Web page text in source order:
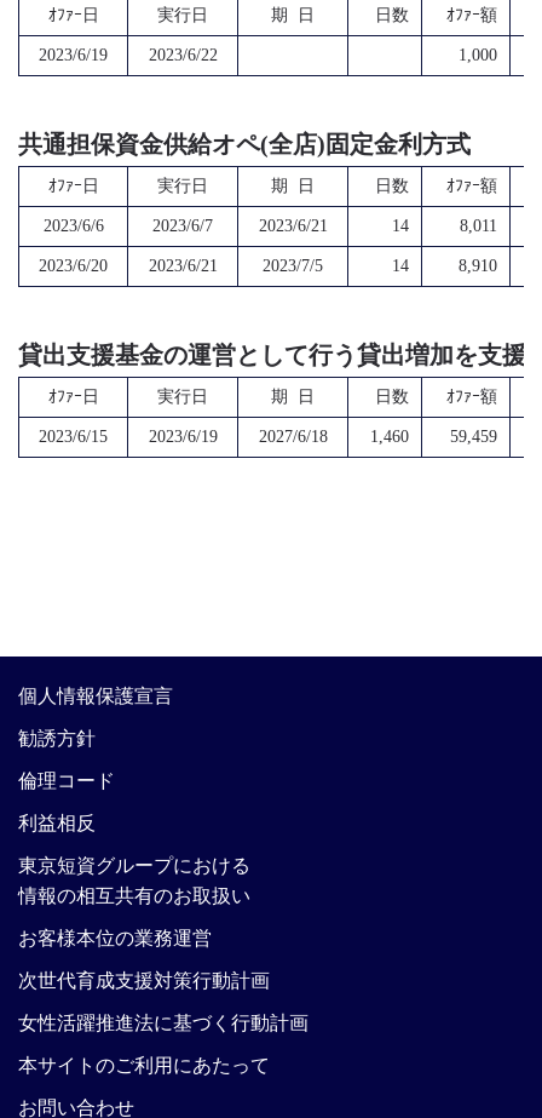
ｵﾌｧｰ日 実行日 期 日 日数 ｵﾌｧｰ額
2023/6/19 2023/6/22 1,000
共通担保資金供給オペ(全店)固定金利方式
ｵﾌｧｰ日 実行日 期 日 日数 ｵﾌｧｰ額
2023/6/6 2023/6/7 2023/6/21 14 8,011
2023/6/20 2023/6/21 2023/7/5 14 8,910
貸出支援基金の運営として行う貸出増加を支援
ｵﾌｧｰ日 実行日 期 日 日数 ｵﾌｧｰ額
2023/6/15 2023/6/19 2027/6/18 1,460 59,459
個人情報保護宣言
勧誘方針
倫理コード
利益相反
東京短資グループにおける
情報の相互共有のお取扱い
お客様本位の業務運営
次世代育成支援対策行動計画
女性活躍推進法に基づく行動計画
本サイトのご利用にあたって
お問い合わせ